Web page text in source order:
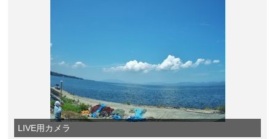
LIVE用カメラ